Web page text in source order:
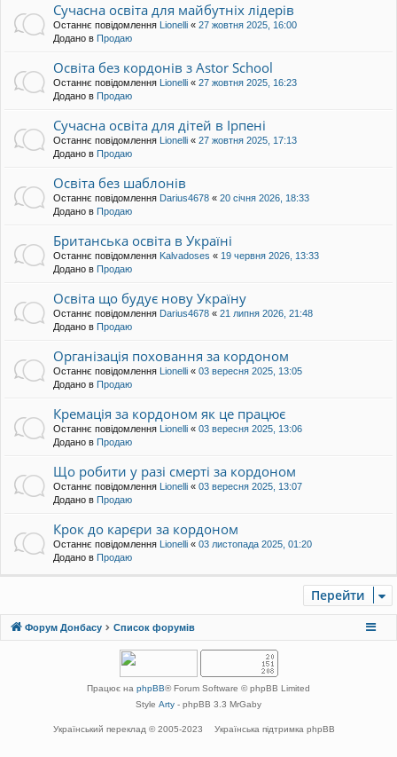
Сучасна освіта для майбутніх лідерів
Останнє повідомлення Lionelli « 27 жовтня 2025, 16:00
Додано в Продаю
Освіта без кордонів з Astor School
Останнє повідомлення Lionelli « 27 жовтня 2025, 16:23
Додано в Продаю
Сучасна освіта для дітей в Ірпені
Останнє повідомлення Lionelli « 27 жовтня 2025, 17:13
Додано в Продаю
Освіта без шаблонів
Останнє повідомлення Darius4678 « 20 січня 2026, 18:33
Додано в Продаю
Британська освіта в Україні
Останнє повідомлення Kalvadoses « 19 червня 2026, 13:33
Додано в Продаю
Освіта що будує нову Україну
Останнє повідомлення Darius4678 « 21 липня 2026, 21:48
Додано в Продаю
Організація поховання за кордоном
Останнє повідомлення Lionelli « 03 вересня 2025, 13:05
Додано в Продаю
Кремація за кордоном як це працює
Останнє повідомлення Lionelli « 03 вересня 2025, 13:06
Додано в Продаю
Що робити у разі смерті за кордоном
Останнє повідомлення Lionelli « 03 вересня 2025, 13:07
Додано в Продаю
Крок до карєри за кордоном
Останнє повідомлення Lionelli « 03 листопада 2025, 01:20
Додано в Продаю
Перейти
Форум Донбасу Список форумів
Працює на phpBB® Forum Software © phpBB Limited
Style Arty - phpBB 3.3 MrGaby
Український переклад © 2005-2023 Українська підтримка phpBB